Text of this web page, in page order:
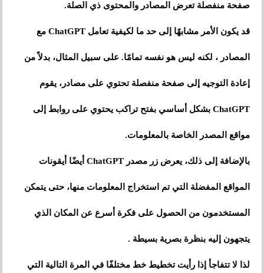
صفحة منفصلة تعرض المصادر والمحتوى ذي الصلة.
قد يكون الأمر مشابهًا إلى حد ما لكيفية تعامل ChatGPT مع
المصادر ، لكنه ليس هو نفسه تمامًا. على سبيل المثال، بدلاً من
إعادة التوجيه إلى صفحة منفصلة تحتوي على مصادر، يقوم
ChatGPT بشكل أساسي بفتح تراكب يحتوي على روابط إلى
مواقع المصدر الخاصة بالمعلومات.
بالإضافة إلى ذلك، يعرض زر مصدر ChatGPT أيضًا أيقونات
المواقع المفضلة التي تم استخراج المعلومات منها، حتى يتمكن
المستخدمون من الحصول على فكرة أسرع عن المكان الذي
يتجهون إليه بنظرة بصرية بسيطة .
لذا لا تتفاجأ إذا رأيت تخطيط خط مختلفًا في المرة التالية التي